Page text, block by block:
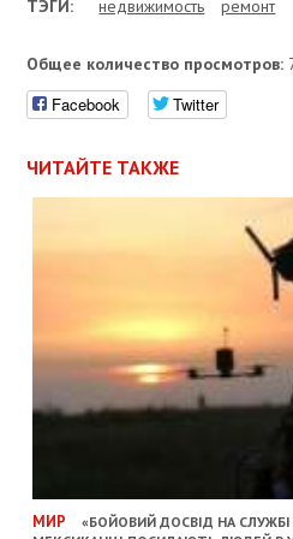
ТЭГИ: недвижимость ремонт
Общее количество просмотров:
Facebook Twitter
ЧИТАЙТЕ ТАКЖЕ
МИР
«БОЙОВИЙ ДОСВІД НА